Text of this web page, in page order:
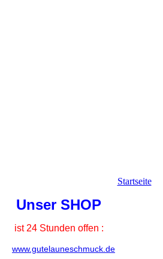
Startseite
Unser SHOP
ist 24 Stunden offen :
www.gutelauneschmuck.de